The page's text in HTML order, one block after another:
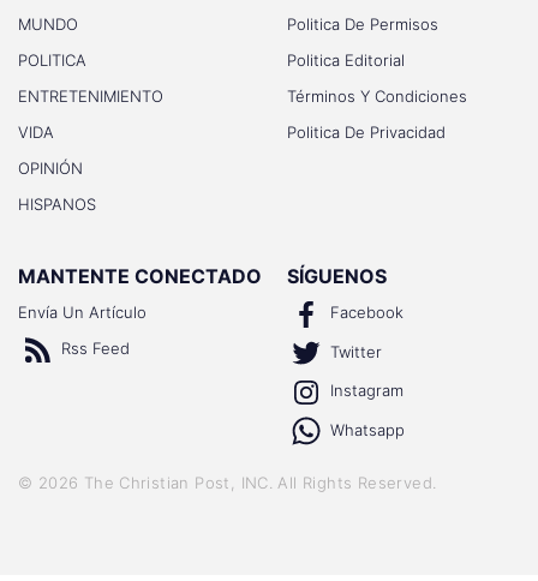
MUNDO
POLITICA
ENTRETENIMIENTO
VIDA
OPINIÓN
HISPANOS
Politica De Permisos
Politica Editorial
Términos Y Condiciones
Politica De Privacidad
MANTENTE CONECTADO
Envía Un Artículo
Rss Feed
SÍGUENOS
Facebook
Twitter
Instagram
Whatsapp
© 2026 The Christian Post, INC . All Rights Reserved.